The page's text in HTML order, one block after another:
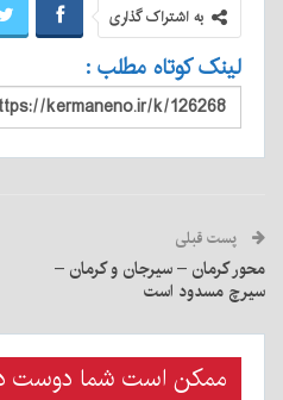
به اشتراک گذاری
لینک کوتاه مطلب :
پست قبلی
محور کرمان – سیرجان و کرمان –
سیرچ مسدود است
ممکن است شما دوست